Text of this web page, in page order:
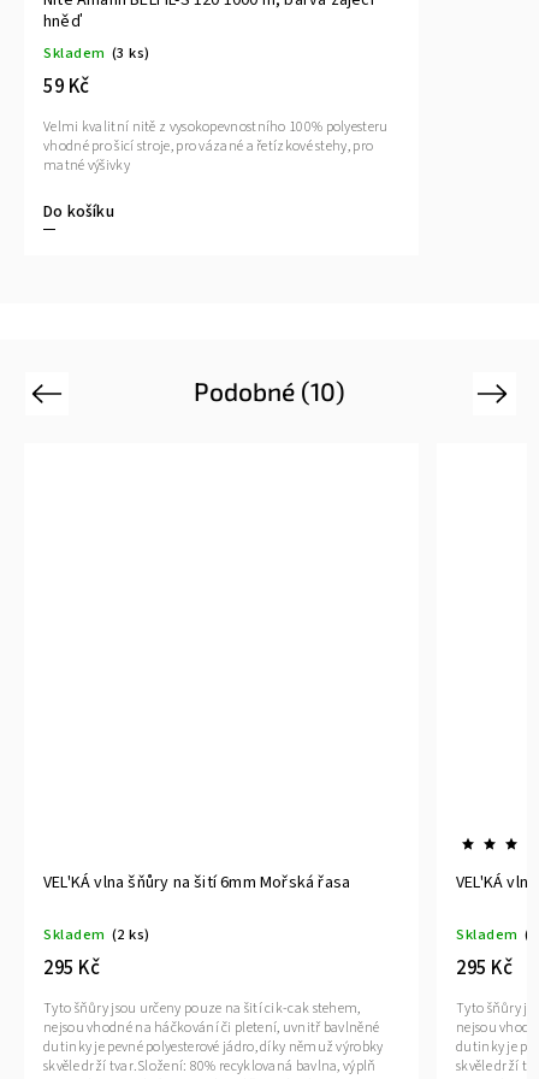
hněď
Skladem (3 ks)
59 Kč
Do košíku
Velmi kvalitní nitě z vysokopevnostního 100% polyesteru
vhodné pro šicí stroje, pro vázané a řetízkové stehy, pro
matné výšivky
Podobné (10)
Previous
VEL'KÁ vlna šňůry na šití 6mm Mořská řasa
Skladem (2 ks)
295 Kč
Tyto šňůry jsou určeny pouze na šití cik-cak stehem,
nejsou vhodné na háčkování či pletení, uvnitř bavlněné
dutinky je pevné polyesterové jádro, díky němuž výrobky
skvěle drží tvar.Složení: 80% recyklovaná bavlna, výplň
VEL'KÁ
Skladem
295 Kč
Tyto šňůry
nejsou
dutinky je
skvěle drží
Next